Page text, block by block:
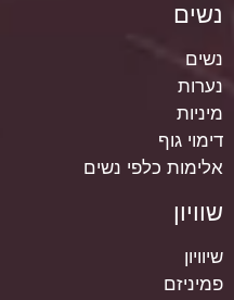
נשים
נשים
נערות
מיניות
דימוי גוף
אלימות כלפי נשים
שוויון
שיוויון
פמיניזם